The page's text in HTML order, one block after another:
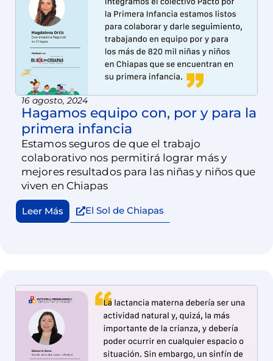
16 agosto, 2024
Hagamos equipo con, por y para la
primera infancia
Estamos seguros de que el trabajo
colaborativo nos permitirá lograr más y
mejores resultados para las niñas y niños que
viven en Chiapas
Leer Más El Sol de Chiapas